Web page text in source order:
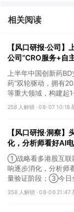
相关阅读
【风口研报·公司
公司“CRO服务+自
线，覆盖肿瘤+自免
上半年中国创新药
药”双轮驱动，拥有
等重大领域，构建起
4个创新技术平台，
258 人解锁 ·08-07 10:18
【风口研报·洞察
化，分析师看好AI
证阶段；战略看多
①战略看多港股互联
响逐步消化，分析师
量验证阶段；③今日
评级得到上调，9家
度覆盖；④在个股机
358 人解锁 ·08-06 21:47